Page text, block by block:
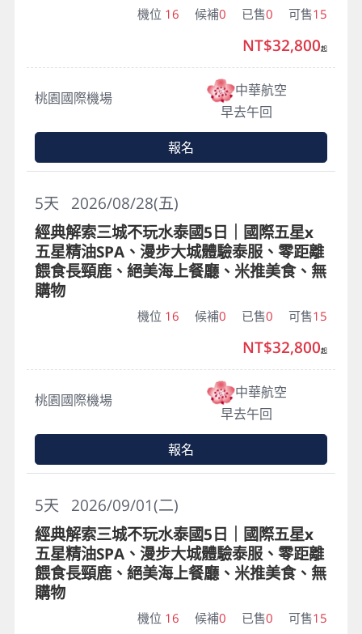
機位 16 候補0 已售0 可售15
桃園國際機場
中華航空
早去午回
NT$32,800起
報名
2026/08/28(五)
5天
經典解索三城不玩水泰國5日｜國際五星x
五星精油SPA、漫步大城體驗泰服、零距離
餵食長頸鹿、絕美海上餐廳、米推美食、無
購物
機位 16 候補0 已售0 可售15
桃園國際機場
中華航空
早去午回
NT$32,800起
報名
2026/09/01(二)
5天
經典解索三城不玩水泰國5日｜國際五星x
五星精油SPA、漫步大城體驗泰服、零距離
餵食長頸鹿、絕美海上餐廳、米推美食、無
購物
機位 16 候補0 已售0 可售15